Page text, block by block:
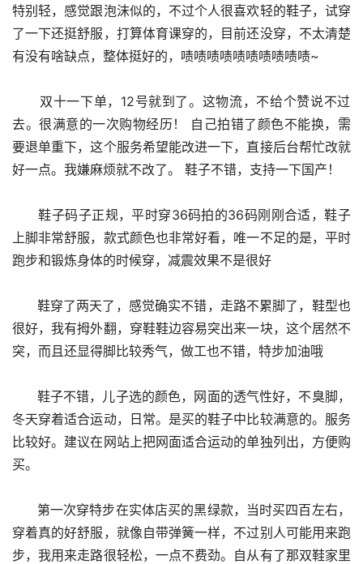
特别轻，感觉跟泡沫似的，不过个人很喜欢轻的鞋子，试穿
了一下还挺舒服，打算体育课穿的，目前还没穿，不太清楚
有没有啥缺点，整体挺好的，啧啧啧啧啧啧啧啧啧啧~
去。很满意的一次购物经历！ 自己拍错了颜色不能换，需
要退单重下，这个服务希望能改进一下，直接后台帮忙改就
好一点。我嫌麻烦就不改了。 鞋子不错，支持一下国产！
      鞋子码子正规，平时穿36码拍的36码刚刚合适，鞋子
上脚非常舒服，款式颜色也非常好看，唯一不足的是，平时
跑步和锻炼身体的时候穿，减震效果不是很好
很好，我有拇外翻，穿鞋鞋边容易突出来一块，这个居然不
突，而且还显得脚比较秀气，做工也不错，特步加油哦
冬天穿着适合运动，日常。是买的鞋子中比较满意的。服务
比较好。建议在网站上把网面适合运动的单独列出，方便购
买。
穿着真的好舒服，就像自带弹簧一样，不过别人可能用来跑
步，我用来走路很轻松，一点不费劲。自从有了那双鞋家里